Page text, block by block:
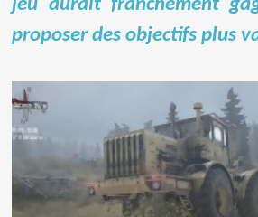
jeu aurait franchement
proposer des objectifs plus